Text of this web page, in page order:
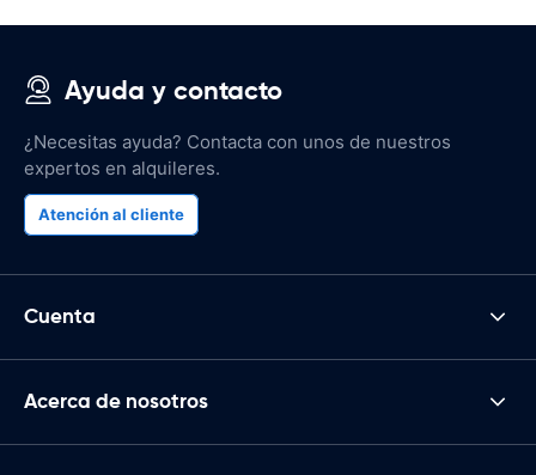
Ayuda y contacto
¿Necesitas ayuda? Contacta con unos de nuestros
expertos en alquileres.
Atención al cliente
Cuenta
Acerca de nosotros